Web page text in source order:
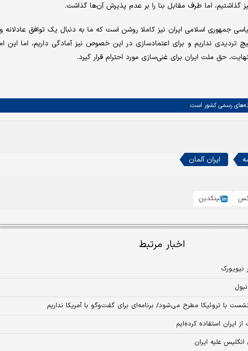
گذاشتیم، اما طرف مقابل بنا را بر عدم پذیرش آن‌ها گذاشت.
جمهوری اسلامی ایران نیز کاملا روشن است که ما به دنبال یک توافق عادلانه
تردیدی نداریم و برای اعتمادسازی در این خصوص نیز آمادگی داریم، اما این
حق ملت ایران برای غنی‌سازی مورد احترام قرار گیرد.
رسمی کشور است.
ایران آلمان
لینکدین
اخبار مرتبط
نیویورک
با تروئیکا مطرح می‌شود/ برنامه‌ای برای گفت‌وگو با آمریکا نداریم
ایران استفاده کرده‌ایم
علیه ایران